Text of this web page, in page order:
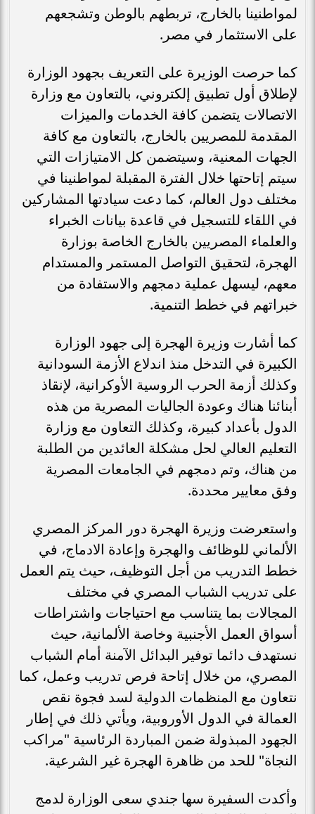
لمواطنينا بالخارج، تربطهم بالوطن وتشجعهم
على الاستثمار في مصر.
كما حرصت الوزيرة على التعريف بجهود الوزارة
لإطلاق أول تطبيق إلكتروني، بالتعاون مع وزارة
الاتصالات يتضمن كافة الخدمات والميزات
المقدمة للمصريين بالخارج، بالتعاون مع كافة
الجهات المعنية، وسيتضمن كل الامتيازات التي
سيتم إتاحتها خلال الفترة المقبلة لمواطنينا في
مختلف دول العالم، كما دعت سيادتها المشاركين
في اللقاء للتسجيل في قاعدة بيانات الخبراء
والعلماء المصريين بالخارج الخاصة بوزارة
الهجرة، لتحقيق التواصل المستمر والمستدام
معهم، ليسهل عملية دمجهم والاستفادة من
خبراتهم في خطط التنمية.
كما أشارت وزيرة الهجرة إلى جهود الوزارة
الكبيرة في التدخل منذ اندلاع الأزمة السودانية
وكذلك أزمة الحرب الروسية الأوكرانية، لإنقاذ
أبنائنا هناك وعودة الجاليات المصرية من هذه
الدول بأعداد كبيرة، وكذلك التعاون مع وزارة
التعليم العالي لحل مشكلة العائدين من الطلبة
من هناك، وتم دمجهم في الجامعات المصرية
وفق معايير محددة.
واستعرضت وزيرة الهجرة دور المركز المصري
الألماني للوظائف والهجرة وإعادة الادماج، في
خطط التدريب من أجل التوظيف، حيث يتم العمل
على تدريب الشباب المصري في مختلف
المجالات بما يتناسب مع احتياجات واشتراطات
أسواق العمل الأجنبية وخاصة الألمانية، حيث
نستهدف دائما توفير البدائل الآمنة أمام الشباب
المصري، من خلال إتاحة فرص تدريب وعمل، كما
نتعاون مع المنظمات الدولية لسد فجوة نقص
العمالة في الدول الأوروبية، ويأتي ذلك في إطار
الجهود المبذولة ضمن المباردة الرئاسية "مراكب
النجاة" للحد من ظاهرة الهجرة غير الشرعية.
وأكدت السفيرة سها جندي سعى الوزارة لدمج